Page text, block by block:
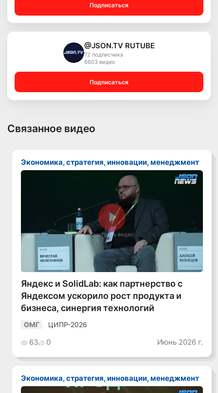
Подписаться
@JSON.TV RUTUBE
72 подписчика
6603 видео
Подписаться
Связанное видео
Экономика, стратегия, инновации, менеджмент
Смотреть видео
Яндекс и SolidLab: как партнерство с
Яндексом ускорило рост продукта и
бизнеса, синергия технологий
ОМГ ЦИПР-2026
63 0 Июнь 2026 г.
Экономика, стратегия, инновации, менеджмент